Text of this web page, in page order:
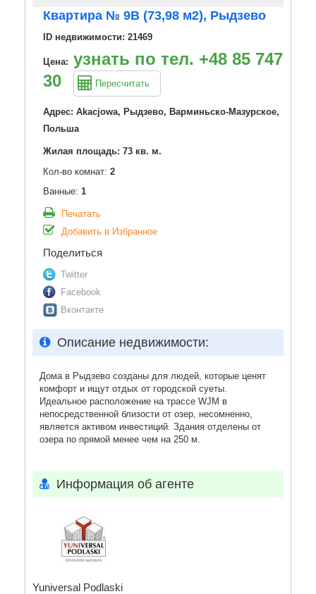
Квартира № 9B (73,98 м2), Рыдзево
ID недвижимости: 21469
Цена: узнать по тел. +48 85 747 30
30
Пересчитать
Адрес: Akacjowa, Рыдзево, Варминьско-Мазурское,
Польша
Жилая площадь: 73 кв. м.
Кол-во комнат: 2
Ванные: 1
Печатать
Добавить в Избранное
Поделиться
Twitter
Facebook
Вконтакте
Описание недвижимости:
Дома в Рыдзево созданы для людей, которые ценят
комфорт и ищут отдых от городской суеты.
Идеальное расположение на трассе WJM в
непосредственной близости от озер, несомненно,
является активом инвестиций. Здания отделены от
озера по прямой менее чем на 250 м.
Информация об агенте
Yuniversal Podlaski